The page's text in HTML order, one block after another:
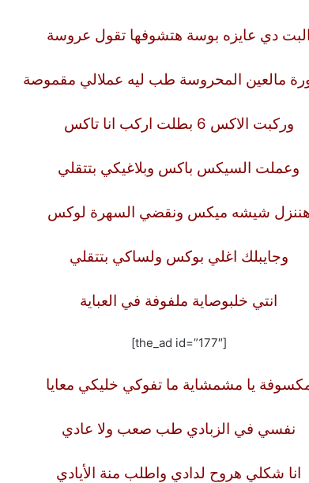
البت دي عايزه بوسة هتشوفها تقول عروسة
مالعين المحروسة طب ليه عملالي مقموصة
وركبت الاكس 6 بطلت اركب انا تاكس
وعملت السيكس باكس وبلاغيكي بتتقلي
هننزل شيشه ميكس ونقضي السهرة لوكس
وجايبلك اغلي بوكس ولساكي بتتقلي
انتي خلبوصاية ملفوفة في العباية
[the_ad id=”177″]
يا مشمشاية ما تفوكي خليكي معايا
نفسي في الزبادي طب صعب ولا عادي
انا شكلي هروح لدادي واطلب منة الأيادي